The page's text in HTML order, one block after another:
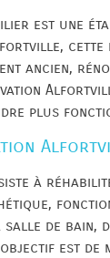
est une
cette
ancien,
plus
à
de bain,
est